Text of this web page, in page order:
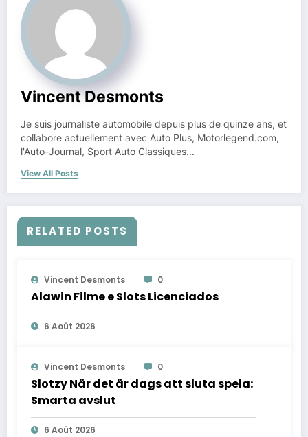
Vincent Desmonts
Je suis journaliste automobile depuis plus de quinze ans, et
collabore actuellement avec Auto Plus, Motorlegend.com,
l'Auto-Journal, Sport Auto Classiques...
View All Posts
RELATED POSTS
Vincent Desmonts 0
Alawin Filme e Slots Licenciados
6 Août 2026
Vincent Desmonts 0
Slotzy När det är dags att sluta spela:
Smarta avslut
6 Août 2026